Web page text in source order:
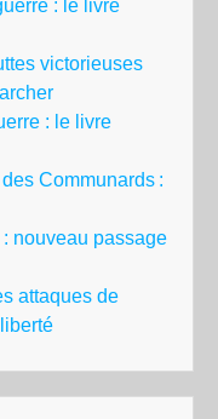
: le livre
victorieuses
: le livre
des Communards :
: nouveau passage
attaques de